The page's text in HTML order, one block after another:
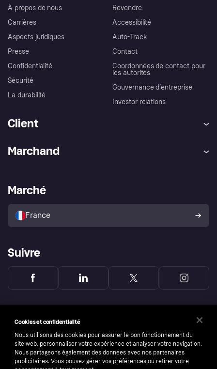
À propos de nous
Carrières
Aspects juridiques
Presse
Confidentialité
Sécurité
La durabilité
Revendre
Accessibilité
Auto-Track
Contact
Coordonnées de contact pour
les autorités
Gouvernance d’entreprise
Investor relations
Client
Explorez les magasins
Politique de protection de
l’acheteur Klarna
Marchand
Portail Marchand
Marché
France
Suivre
Cookies et confidentialité
Nous utilisons des cookies pour assurer le bon fonctionnement du
site web, personnaliser votre expérience et analyser votre navigation.
Nous partageons également des données avec nos partenaires
publicitaires. Vous pouvez gérer vos préférences ou retirer votre